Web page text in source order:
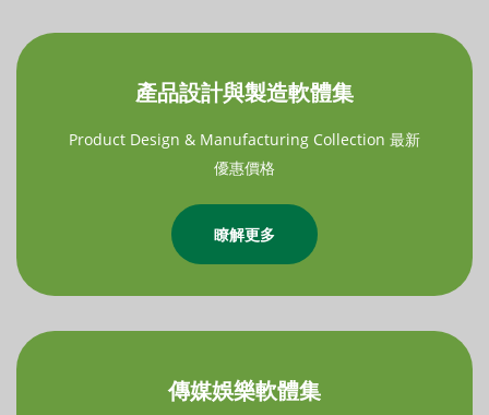
產品設計與製造軟體集
Product Design & Manufacturing Collection 最新
優惠價格
瞭解更多
傳媒娛樂軟體集